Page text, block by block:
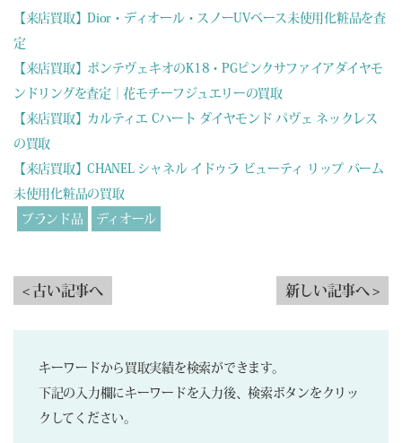
【来店買取】Dior・ディオール・スノーUVベース未使用化粧品を査
定
【来店買取】ポンテヴェキオのK18・PGピンクサファイアダイヤモ
ンドリングを査定｜花モチーフジュエリーの買取
【来店買取】カルティエ Cハート ダイヤモンド パヴェ ネックレス
の買取
【来店買取】CHANEL シャネル イドゥラ ビューティ リップ バーム
未使用化粧品の買取
ブランド品
ディオール
< 古い記事へ 新しい記事へ >
キーワードから買取実績を検索ができます。
下記の入力欄にキーワードを入力後、検索ボタンをクリッ
クしてください。